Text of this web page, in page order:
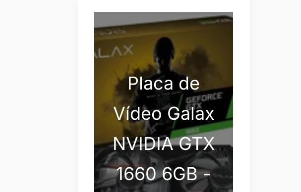
Placa de
Vídeo Galax
NVIDIA GTX
1660 6GB -